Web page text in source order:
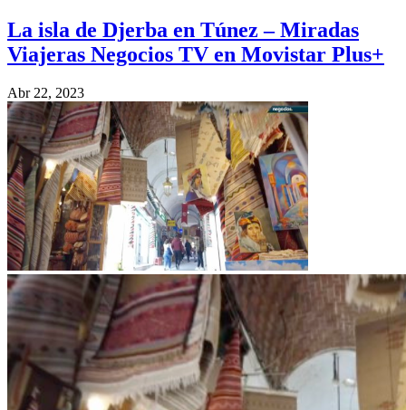
La isla de Djerba en Túnez – Miradas
Viajeras Negocios TV en Movistar Plus+
Abr 22, 2023